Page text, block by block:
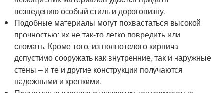
возведению особый стиль и дороговизну.
Подобные материалы могут похвастаться высокой
прочностью: их не так-то легко повредить или
сломать. Кроме того, из полнотелого кирпича
допустимо сооружать как внутренние, так и наружные
стены – и те и другие конструкции получаются
надежными и крепкими.